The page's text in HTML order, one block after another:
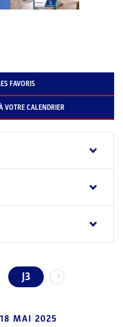
FAVORIS
VOTRE CALENDRIER
J3
18 MAI 2025